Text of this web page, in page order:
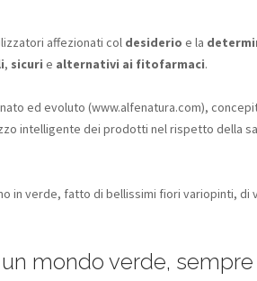
affezionati col desiderio e la
, sicuri e alternativi ai fitofarmaci.
ed evoluto (www.alfenatura.com),
intelligente dei prodotti nel rispetto della
in verde, fatto di bellissimi fiori variopinti,
mondo verde,